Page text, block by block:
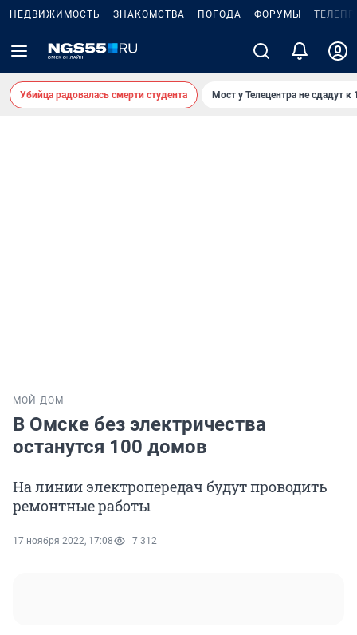
НЕДВИЖИМОСТЬ ЗНАКОМСТВА ПОГОДА ФОРУМЫ
Убийца радовалась смерти студента Мост у Телецентра не сдадут к
МОЙ ДОМ
В Омске без электричества
останутся 100 домов
На линии электропередач будут проводить
ремонтные работы
17 ноября 2022, 17:08 7 312